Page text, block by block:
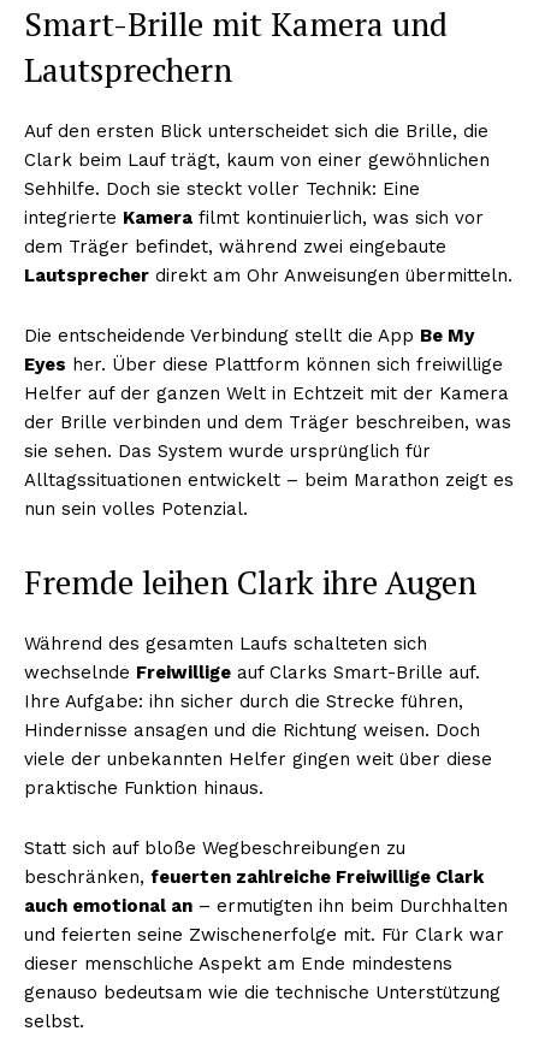
Smart-Brille mit Kamera und
Lautsprechern
Auf den ersten Blick unterscheidet sich die Brille, die
Clark beim Lauf trägt, kaum von einer gewöhnlichen
Sehhilfe. Doch sie steckt voller Technik: Eine
integrierte Kamera filmt kontinuierlich, was sich vor
dem Träger befindet, während zwei eingebaute
Lautsprecher direkt am Ohr Anweisungen übermitteln.
Die entscheidende Verbindung stellt die App Be My
Eyes her. Über diese Plattform können sich freiwillige
Helfer auf der ganzen Welt in Echtzeit mit der Kamera
der Brille verbinden und dem Träger beschreiben, was
sie sehen. Das System wurde ursprünglich für
Alltagssituationen entwickelt – beim Marathon zeigt es
nun sein volles Potenzial.
Fremde leihen Clark ihre Augen
Während des gesamten Laufs schalteten sich
wechselnde Freiwillige auf Clarks Smart-Brille auf.
Ihre Aufgabe: ihn sicher durch die Strecke führen,
Hindernisse ansagen und die Richtung weisen. Doch
viele der unbekannten Helfer gingen weit über diese
praktische Funktion hinaus.
Statt sich auf bloße Wegbeschreibungen zu
beschränken, feuerten zahlreiche Freiwillige Clark
auch emotional an – ermutigten ihn beim Durchhalten
und feierten seine Zwischenerfolge mit. Für Clark war
dieser menschliche Aspekt am Ende mindestens
genauso bedeutsam wie die technische Unterstützung
selbst.